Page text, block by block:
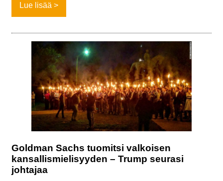
Lue lisää
Goldman Sachs tuomitsi valkoisen
kansallismielisyyden – Trump seurasi
johtajaa